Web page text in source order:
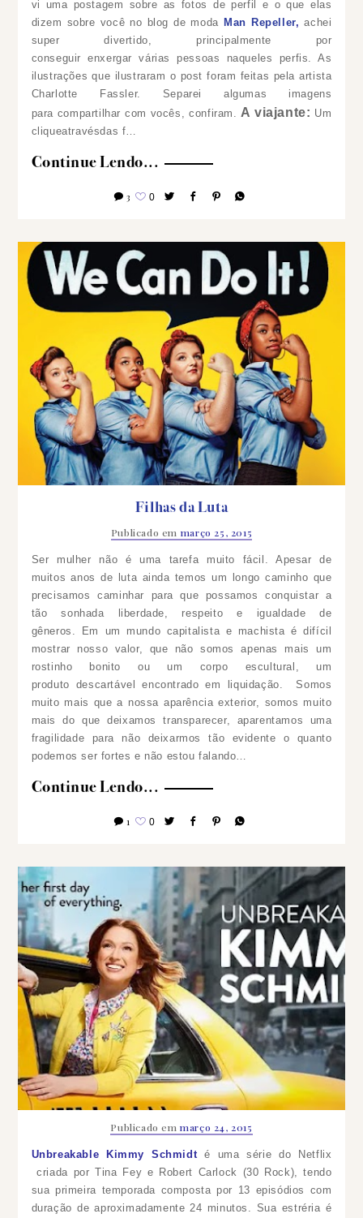
vi uma postagem sobre as fotos de perfil e o que elas
dizem sobre você no blog de moda Man Repeller,achei
super divertido, principalmente por
conseguir enxergar várias pessoas naqueles perfis. As
ilustrações que ilustraram o post foram feitas pela artista
Charlotte Fassler. Separei algumas imagens
para compartilhar com vocês, confiram. A viajante: Um
cliqueatravésdas f…
Continue Lendo...
3 0
Filhas da Luta
Publicado em março 25, 2015
Ser mulher não é uma tarefa muito fácil. Apesar de
muitos anos de luta ainda temos um longo caminho que
precisamos caminhar para que possamos conquistar a
tão sonhada liberdade, respeito e igualdade de
gêneros. Em um mundo capitalista e machista é difícil
mostrar nosso valor, que não somos apenas mais um
rostinho bonito ou um corpo escultural, um
produto descartável encontrado em liquidação. Somos
muito mais que a nossa aparência exterior, somos muito
mais do que deixamos transparecer, aparentamos uma
fragilidade para não deixarmos tão evidente o quanto
podemos ser fortes e não estou falando…
Continue Lendo...
1 0
Publicado emmarço 24, 2015
Unbreakable Kimmy Schmidt é uma série do Netflix
criada por Tina Fey e Robert Carlock (30 Rock), tendo
sua primeira temporada composta por 13 episódios com
duração de aproximadamente 24 minutos. Sua estréria é